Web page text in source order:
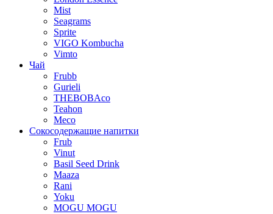
Mist
Seagrams
Sprite
VIGO Kombucha
Vimto
Чай
Frubb
Gurieli
THEBOBAco
Teahon
Meco
Сокосодержащие напитки
Frub
Vinut
Basil Seed Drink
Maaza
Rani
Yoku
MOGU MOGU